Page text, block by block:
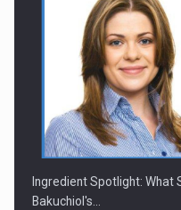
Ingredient Spotlight: What
Bakuchiol's…